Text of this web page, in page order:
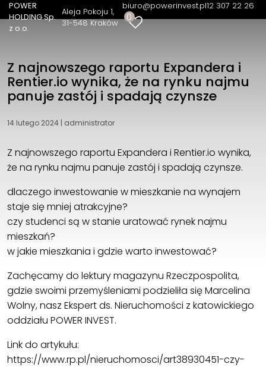
POWER
HOLDING Sp.
z o.o.
Aleja Pokoju 1
31-548 Kraków
biuro@powerinvest.pl12 307 22 26
0
Z najnowszego raportu Expandera i
Rentier.io wynika, że na rynku najmu
panuje zastój i spadają czynsze
14 lutego 2024 | administrator
Z najnowszego raportu Expandera i Rentier.io wynika,
że na rynku najmu panuje zastój i spadają czynsze.
dlaczego inwestowanie w mieszkanie na wynajem
staje się mniej atrakcyjne?
czy studenci są w stanie uratować rynek najmu
mieszkań?
w jakie mieszkania i gdzie warto inwestować?
Zachęcamy do lektury magazynu Rzeczpospolita,
gdzie swoimi przemyśleniami podzieliła się Marcelina
Wolny, nasz Ekspert ds. Nieruchomości z katowickiego
oddziału POWER INVEST.
Link do artykułu:
https://www.rp.pl/nieruchomosci/art38930451-czy-